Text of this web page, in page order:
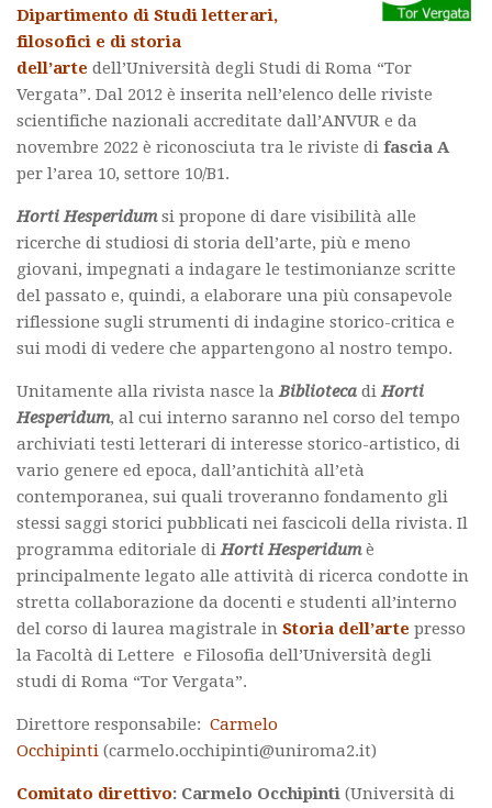
Laboratori
Lessico artistico
Recensioni
Contatti
Dipartimento di Studi letterari,
filosofici e di storia
dell’arte dell’Università degli Studi di Roma “Tor
Vergata”. Dal 2012 è inserita nell’elenco delle riviste
scientifiche nazionali accreditate dall’ANVUR e da
novembre 2022 è riconosciuta tra le riviste di fascia A
per l’area 10, settore 10/B1.
Horti Hesperidumsi propone di dare visibilità alle
ricerche di studiosi di storia dell’arte, più e meno
giovani, impegnati a indagare le testimonianze scritte
del passato e, quindi, a elaborare una più consapevole
riflessione sugli strumenti di indagine storico-critica e
sui modi di vedere che appartengono al nostro tempo.
Unitamente alla rivista nasce laBiblioteca diHorti
Hesperidum, al cui interno saranno nel corso del tempo
archiviati testi letterari di interesse storico-artistico, di
vario genere ed epoca, dall’antichità all’età
contemporanea, sui quali troveranno fondamento gli
stessi saggi storici pubblicati nei fascicoli della rivista. Il
programma editoriale diHorti Hesperidumè
principalmente legato alle attività di ricerca condotte in
stretta collaborazione da docenti e studenti all’interno
del corso di laurea magistrale in Storia dell’arte presso
la Facoltà di Lettere e Filosofia dell’Università degli
studi di Roma “Tor Vergata”.
Direttore responsabile: Carmelo
Occhipinti (carmelo.occhipinti@uniroma2.it)
Comitato direttivo: Carmelo Occhipinti (Università di